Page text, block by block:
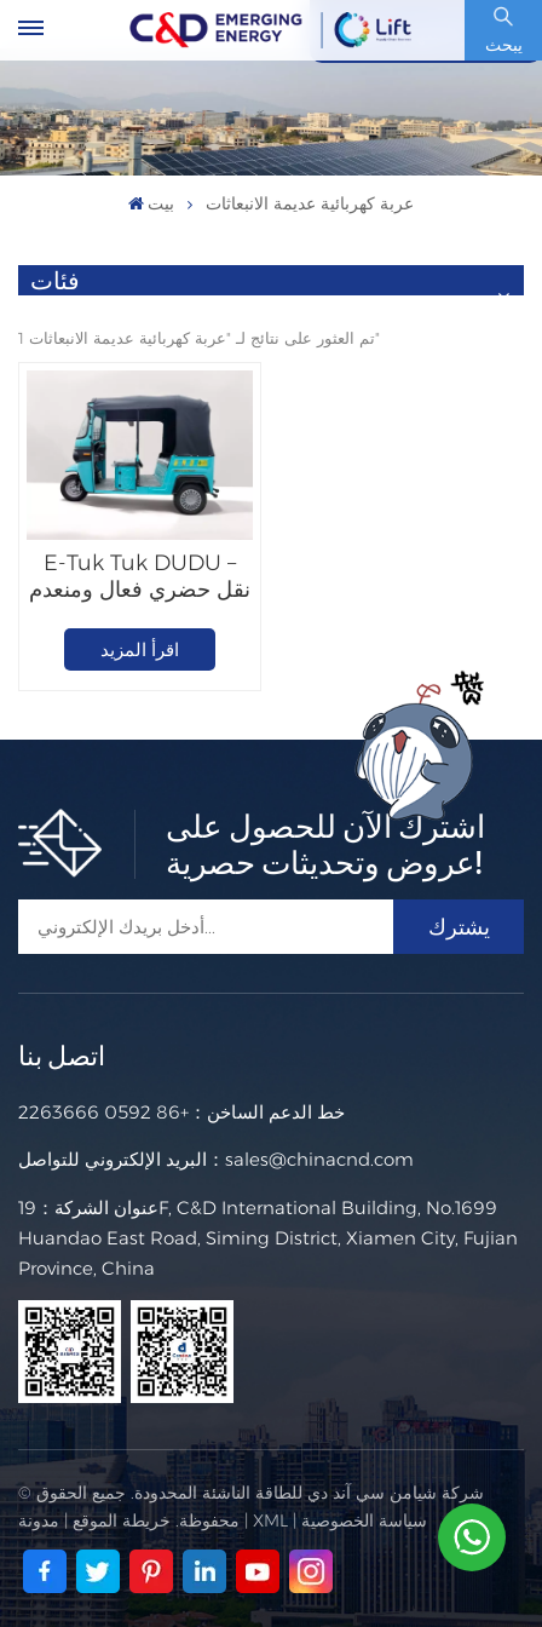
يبحث
رمز السهم : 600153.SH
بيت عربة كهربائية عديمة الانبعاثات
فئات
1 تم العثور على نتائج لـ "عربة كهربائية عديمة الانبعاثات"
E-Tuk Tuk DUDU –
نقل حضري فعال ومنعدم
اقرأ المزيد
اشترك الآن للحصول على
عروض وتحديثات حصرية!
اتصل بنا
خط الدعم الساخن： +86 0592 2263666
البريد الإلكتروني للتواصل： sales@chinacnd.com
عنوان الشركة：19F, C&D International Building, No.1699
Huandao East Road, Siming District, Xiamen City, Fujian
Province, China
© شركة شيامن سي آند دي للطاقة الناشئة المحدودة. جميع الحقوق
محفوظة.خريطة الموقع|مدونة | XML |سياسة الخصوصية